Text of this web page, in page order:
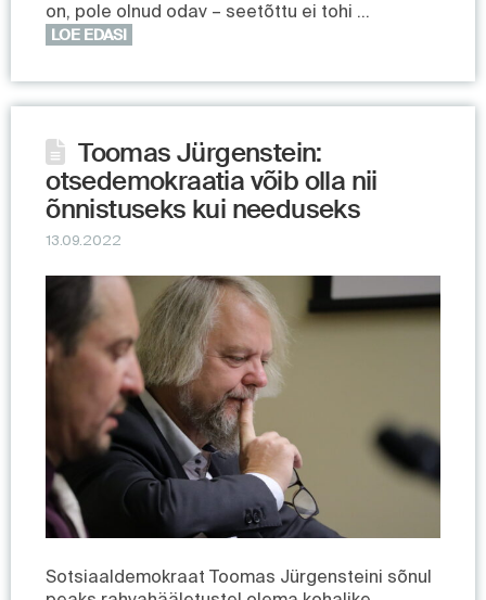
on, pole olnud odav – seetõttu ei tohi …
LOE EDASI
Toomas Jürgenstein:
otsedemokraatia võib olla nii
õnnistuseks kui needuseks
13.09.2022
Sotsiaaldemokraat Toomas Jürgensteini sõnul